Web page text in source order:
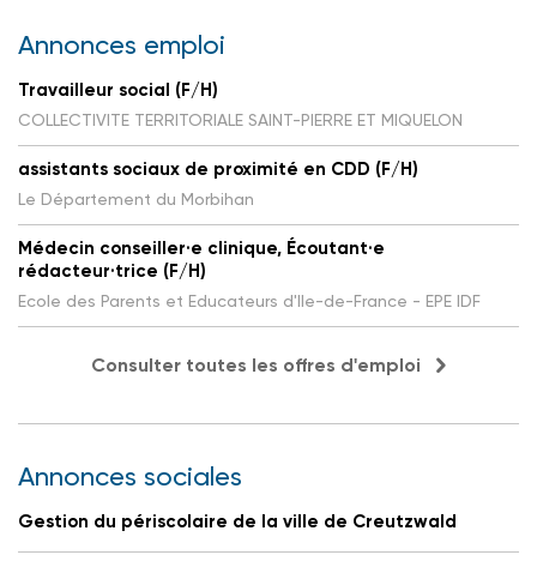
Annonces emploi
Travailleur social (F/H)
COLLECTIVITE TERRITORIALE SAINT-PIERRE ET MIQUELON
assistants sociaux de proximité en CDD (F/H)
Le Département du Morbihan
Médecin conseiller·e clinique, Écoutant·e
rédacteur·trice (F/H)
Ecole des Parents et Educateurs d'Ile-de-France - EPE IDF
Consulter toutes les offres d'emploi
Annonces sociales
Gestion du périscolaire de la ville de Creutzwald